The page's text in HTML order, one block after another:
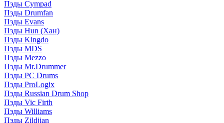
Пэды Cympad
Пэды Drumfan
Пэды Evans
Пэды Hun (Хан)
Пэды Kingdo
Пэды MDS
Пэды Mezzo
Пэды Mr.Drummer
Пэды PC Drums
Пэды ProLogix
Пэды Russian Drum Shop
Пэды Vic Firth
Пэды Williams
Пэды Zildjian